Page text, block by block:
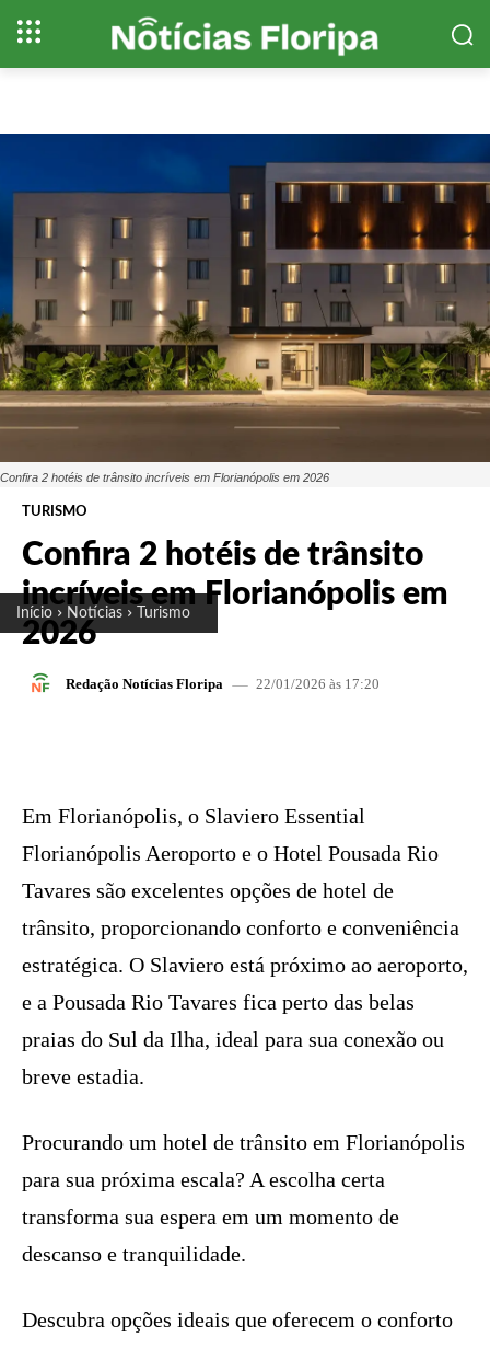
Início Notícias Turismo
Confira 2 hotéis de trânsito incríveis em Florianópolis em 2026
TURISMO
Confira 2 hotéis de trânsito
incríveis em Florianópolis em
2026
Redação Notícias Floripa 22/01/2026 às 17:20
Em Florianópolis, o Slaviero Essential
Florianópolis Aeroporto e o Hotel Pousada Rio
Tavares são excelentes opções de hotel de
trânsito, proporcionando conforto e conveniência
estratégica. O Slaviero está próximo ao aeroporto,
e a Pousada Rio Tavares fica perto das belas
praias do Sul da Ilha, ideal para sua conexão ou
breve estadia.
Procurando um hotel de trânsito em Florianópolis
para sua próxima escala? A escolha certa
transforma sua espera em um momento de
descanso e tranquilidade.
Descubra opções ideais que oferecem o conforto